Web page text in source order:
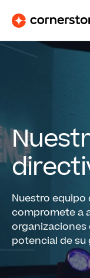
Nuestro equipo
compromete a
organizaciones
potencial de su